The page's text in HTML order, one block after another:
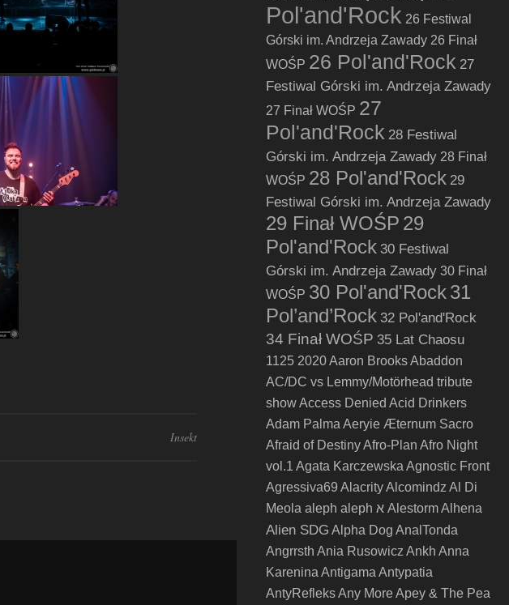
Insekt
Pol'and'Rock 26 Festiwal
Górski im. Andrzeja Zawady 26 Finał
WOŚP 26 Pol'and'Rock 27
Festiwal Górski im. Andrzeja Zawady
27 Finał WOŚP 27
Pol'and'Rock 28 Festiwal
Górski im. Andrzeja Zawady 28 Finał
WOŚP 28 Pol'and'Rock 29
Festiwal Górski im. Andrzeja Zawady
29 Finał WOŚP 29
Pol'and'Rock 30 Festiwal
Górski im. Andrzeja Zawady 30 Finał
WOŚP 30 Pol'and'Rock31
Pol’and’Rock 32 Pol'and'Rock
34 Finał WOŚP 35 Lat Chaosu
1125 2020Aaron BrooksAbaddon
AC/DC vs Lemmy/Motörhead tribute
showAccess Denied Acid Drinkers
Adam Palma Aeryie Æternum Sacro
Afraid of DestinyAfro-Plan Afro Night
vol.1 Agata Karczewska Agnostic Front
Agressiva69 AlacrityAlcomindz Al Di
Meola aleph aleph א AlestormAlhena
Alien SDG Alpha Dog AnalTonda
Angrrsth Ania Rusowicz Ankh Anna
Karenina Antigama Antypatia
AntyRefleksAny MoreApey & The Pea